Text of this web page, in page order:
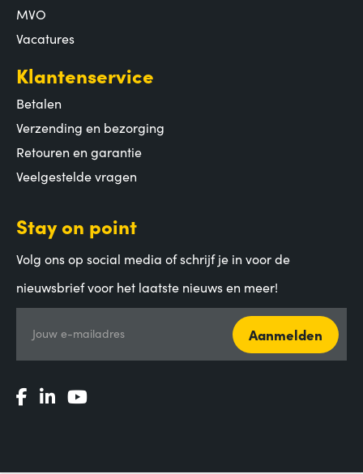
MVO
Vacatures
Klantenservice
Betalen
Verzending en bezorging
Retouren en garantie
Veelgestelde vragen
Stay on point
Volg ons op social media of schrijf je in voor de
nieuwsbrief voor het laatste nieuws en meer!
Jouw e-mailadres Aanmelden